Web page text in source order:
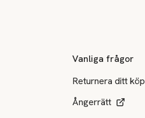
Vanliga frågor
Returnera ditt köp
Ångerrätt